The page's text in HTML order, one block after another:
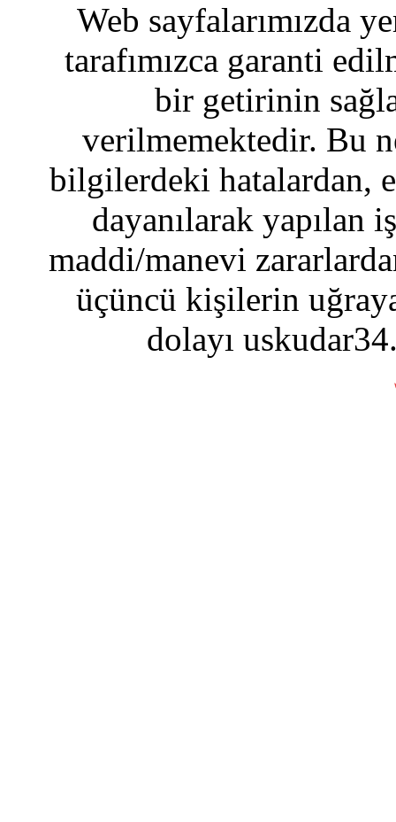
Web sayfalarımızda
tarafımızca garanti
bir getirinin
verilmemektedir. Bu
bilgilerdeki hatalardan,
dayanılarak yapılan
maddi/manevi
üçüncü kişilerin
dolayı